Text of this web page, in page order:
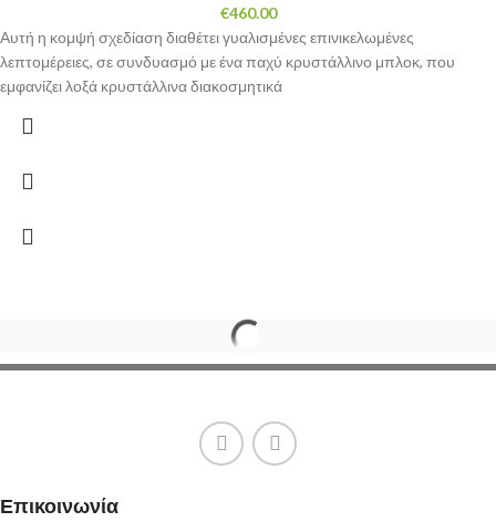
€460.00
Αυτή η κομψή σχεδίαση διαθέτει γυαλισμένες επινικελωμένες
λεπτομέρειες, σε συνδυασμό με ένα παχύ κρυστάλλινο μπλοκ, που
εμφανίζει λοξά κρυστάλλινα διακοσμητικά
Επικοινωνία